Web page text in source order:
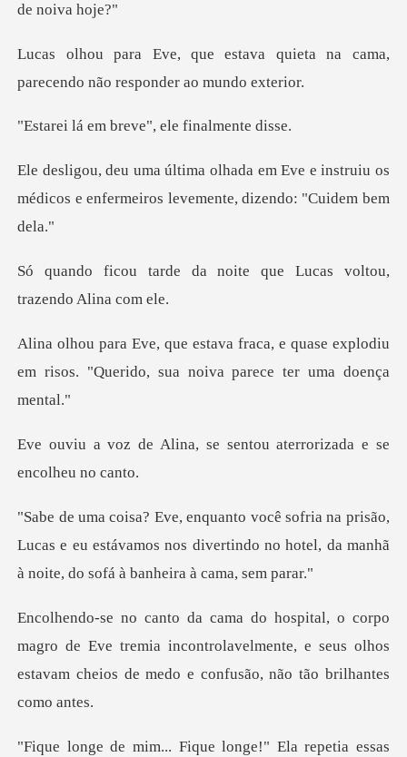
va quieta na cama,
parecendo n
breve", ele fin
Eve e instruiu os
médicos e enfermeiros
noite que Lucas voltou,
e quase explodiu
em risos. "Querido, s
, se sentou aterrorizada
ão,
Lucas e eu estávamos nos divertindo no hotel, da
de Eve tremia incontrolavelmente, e seus olhos
estavam c
s